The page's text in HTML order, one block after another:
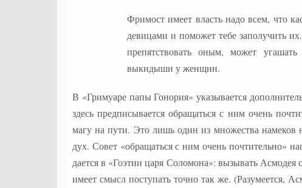
Фримост имеет власть надо всем, что
девицами и поможет тебе заполучить
препятствовать оным, может
выкидыши у женщин.
В «Гримуаре папы Гонория» указывается
здесь предписывается обращаться с ним очень
магу на пути. Это лишь один из множества
дух. Совет «обращаться с ним очень почтительно»
дается в «Гоэтии царя Соломона»: вызывать
имеет смысл поступать точно так же. (Разумеется,